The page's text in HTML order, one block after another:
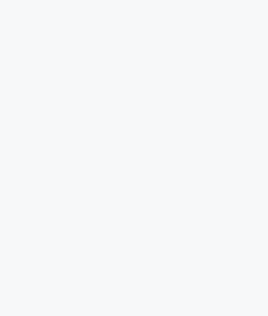
in recent years. However, I
us to better understand the